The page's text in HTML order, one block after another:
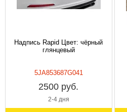
Надпись Rapid Цвет: чёрный
глянцевый
5JA853687G041
2500 руб.
2-4 дня